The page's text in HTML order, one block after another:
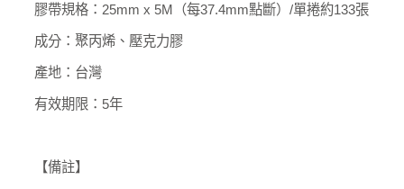
膠帶規格：25mm x 5M（每37.4mm點斷）/單捲約133張
成分：聚丙烯、壓克力膠
產地：台灣
有效期限：5年
【備註】